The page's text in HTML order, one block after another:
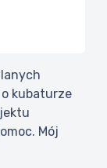
kubaturze
Mój